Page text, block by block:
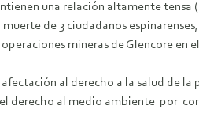
una relación altamente tensa
de 3 ciudadanos
mineras de Glencore en el
al derecho a la salud de la
derecho al medio ambiente por